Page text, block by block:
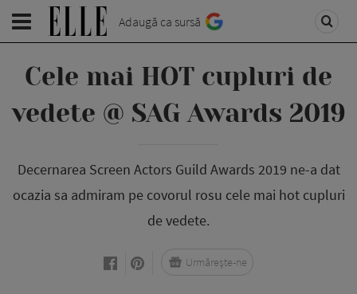
Adaugă ca sursă
Cele mai HOT cupluri de
vedete @ SAG Awards 2019
Decernarea Screen Actors Guild Awards 2019 ne-a dat
ocazia sa admiram pe covorul rosu cele mai hot cupluri
de vedete.
Urmărește-ne